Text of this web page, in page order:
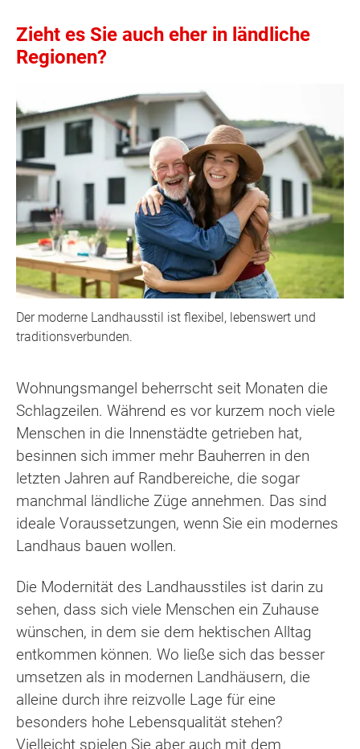
Zieht es Sie auch eher in ländliche
Regionen?
Der moderne Landhausstil ist flexibel, lebenswert und
traditionsverbunden.
Wohnungsmangel beherrscht seit Monaten die
Schlagzeilen. Während es vor kurzem noch viele
Menschen in die Innenstädte getrieben hat,
besinnen sich immer mehr Bauherren in den
letzten Jahren auf Randbereiche, die sogar
manchmal ländliche Züge annehmen. Das sind
ideale Voraussetzungen, wenn Sie ein modernes
Landhaus bauen wollen.
Die Modernität des Landhausstiles ist darin zu
sehen, dass sich viele Menschen ein Zuhause
wünschen, in dem sie dem hektischen Alltag
entkommen können. Wo ließe sich das besser
umsetzen als in modernen Landhäusern, die
alleine durch ihre reizvolle Lage für eine
besonders hohe Lebensqualität stehen?
Vielleicht spielen Sie aber auch mit dem